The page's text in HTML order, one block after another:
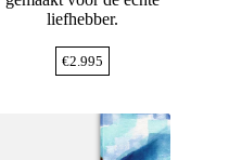
liefhebber.
€2.995